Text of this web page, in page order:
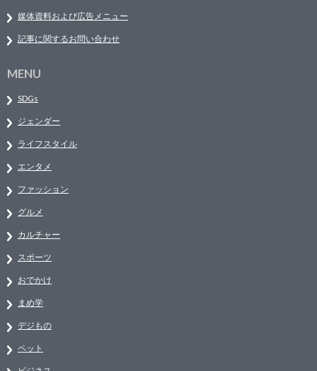
媒体資料および広告メニュー
記事に関するお問い合わせ
MENU
SDGs
ジェンダー
ライフスタイル
エンタメ
ファッション
グルメ
カルチャー
スポーツ
おでかけ
まめ学
デジもの
ペット